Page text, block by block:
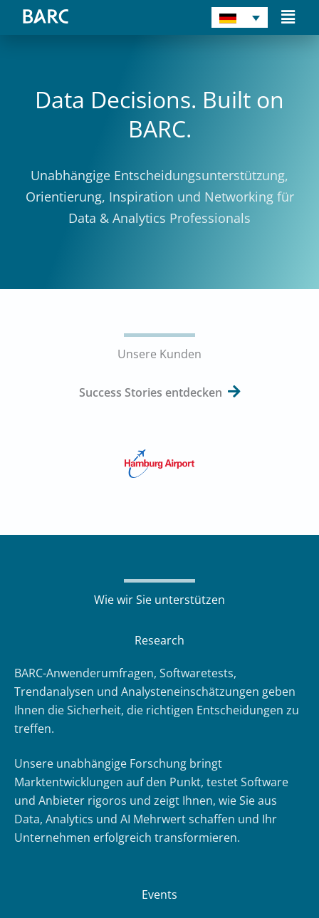
Zum
Inhalt
Main
Data Decisions. Built on
BARC.
Unabhängige Entscheidungsunterstützung,
Orientierung, Inspiration und Networking für
Data & Analytics Professionals
Unsere Kunden
Success Stories entdecken
Wie wir Sie unterstützen
Research
BARC-Anwenderumfragen, Softwaretests,
Trendanalysen und Analysteneinschätzungen geben
Ihnen die Sicherheit, die richtigen Entscheidungen zu
treffen.
Unsere unabhängige Forschung bringt
Marktentwicklungen auf den Punkt, testet Software
und Anbieter rigoros und zeigt Ihnen, wie Sie aus
Data, Analytics und AI Mehrwert schaffen und Ihr
Unternehmen erfolgreich transformieren.
Events